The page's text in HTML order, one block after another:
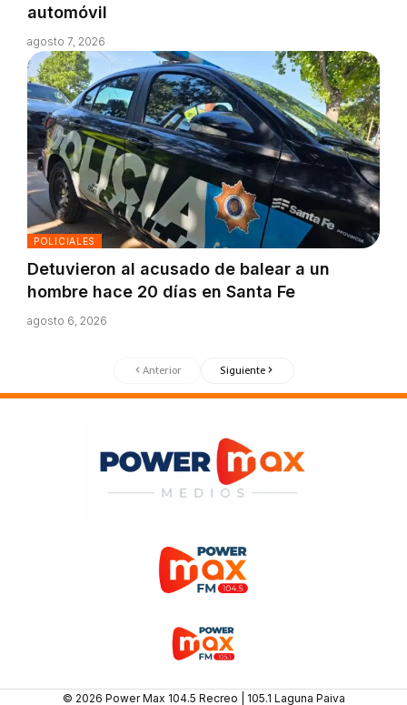
automóvil
agosto 7, 2026
POLICIALES
Detuvieron al acusado de balear a un
hombre hace 20 días en Santa Fe
agosto 6, 2026
Anterior Siguiente
© 2026 Power Max 104.5 Recreo | 105.1 Laguna Paiva